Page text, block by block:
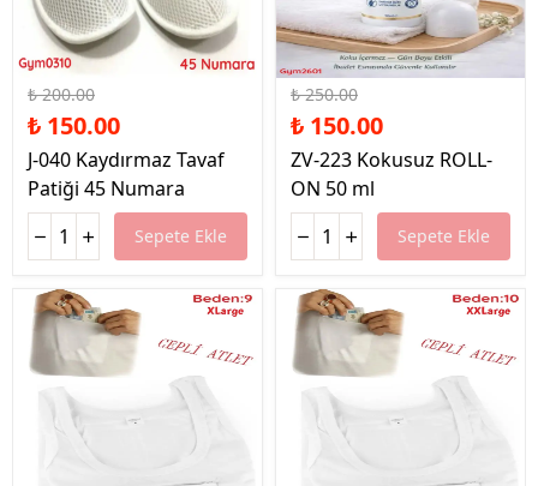
%25 İndirim
₺ 200.00
₺ 150.00
J-040 Kaydırmaz Tavaf
Patiği 45 Numara
Sepete Ekle
%40 İndirim
₺ 250.00
₺ 150.00
ZV-223 Kokusuz ROLL-
ON 50 ml
Sepete Ekle